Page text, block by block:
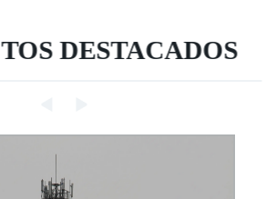
DESTACADOS